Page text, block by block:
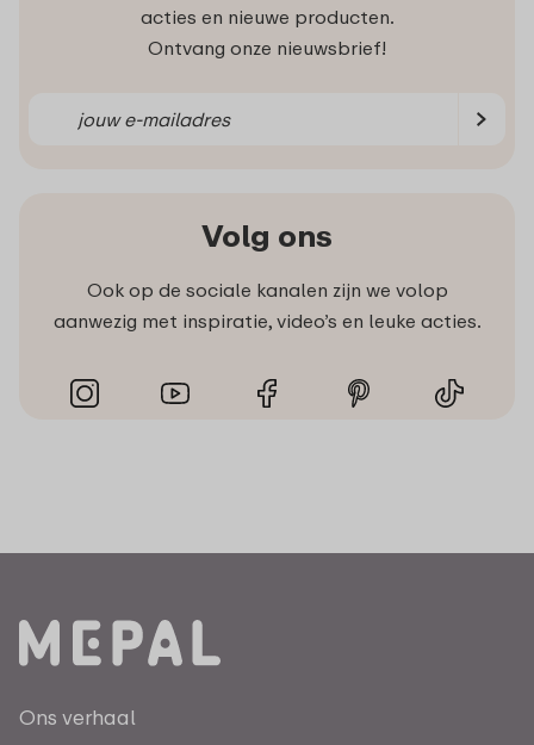
acties en nieuwe producten.
Ontvang onze nieuwsbrief!
Volg ons
Ook op de sociale kanalen zijn we volop
aanwezig met inspiratie, video’s en leuke acties.
Ons verhaal